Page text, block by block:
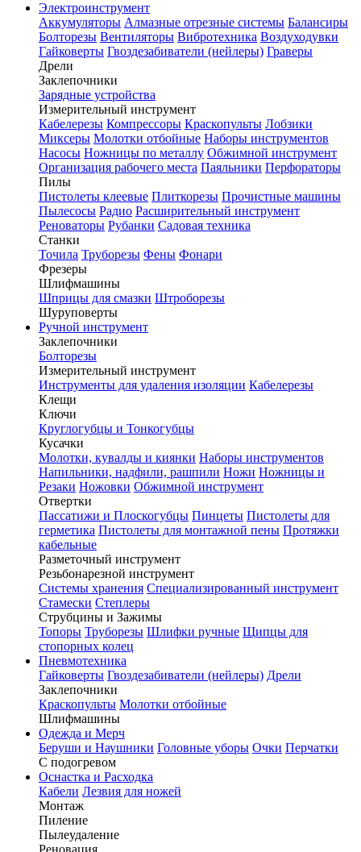
Электроинструмент
Аккумуляторы Алмазные отрезные системы Балансиры
Болторезы Вентиляторы Вибротехника Воздуходувки
Гайковерты Гвоздезабиватели (нейлеры) Граверы
Дрели
Заклепочники
Зарядные устройства
Измерительный инструмент
Кабелерезы Компрессоры Краскопульты Лобзики
Миксеры Молотки отбойные Наборы инструментов
Насосы Ножницы по металлу Обжимной инструмент
Организация рабочего места Паяльники Перфораторы
Пилы
Пистолеты клеевые Плиткорезы Прочистные машины
Пылесосы Радио Расширительный инструмент
Реноваторы Рубанки Садовая техника
Станки
Точила Труборезы Фены Фонари
Фрезеры
Шлифмашины
Шприцы для смазки Штроборезы
Шуруповерты
Ручной инструмент
Заклепочники
Болторезы
Измерительный инструмент
Инструменты для удаления изоляции Кабелерезы
Клещи
Ключи
Круглогубцы и Тонкогубцы
Кусачки
Молотки, кувалды и киянки Наборы инструментов
Напильники, надфили, рашпили Ножи Ножницы и
Резаки Ножовки Обжимной инструмент
Отвертки
Пассатижи и Плоскогубцы Пинцеты Пистолеты для
герметика Пистолеты для монтажной пены Протяжки
кабельные
Разметочный инструмент
Резьбонарезной инструмент
Системы хранения Специализированный инструмент
Стамески Степлеры
Струбцины и Зажимы
Топоры Труборезы Шлифки ручные Щипцы для
стопорных колец
Пневмотехника
Гайковерты Гвоздезабиватели (нейлеры) Дрели
Заклепочники
Краскопульты Молотки отбойные
Шлифмашины
Одежда и Мерч
Беруши и Наушники Головные уборы Очки Перчатки
С подогревом
Оснастка и Расходка
Кабели Лезвия для ножей
Монтаж
Пиление
Пылеудаление
Реновация